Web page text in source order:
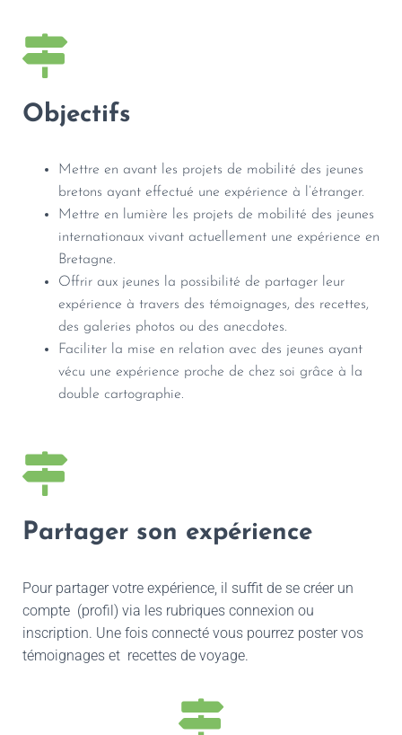
Objectifs
Mettre en avant les projets de mobilité des jeunes
bretons ayant effectué une expérience à l’étranger.
Mettre en lumière les projets de mobilité des jeunes
internationaux vivant actuellement une expérience en
Bretagne.
Offrir aux jeunes la possibilité de partager leur
expérience à travers des témoignages, des recettes,
des galeries photos ou des anecdotes.
Faciliter la mise en relation avec des jeunes ayant
vécu une expérience proche de chez soi grâce à la
double cartographie.
Partager son expérience
Pour partager votre expérience, il suffit de se créer un
compte (profil) via les rubriques connexion ou
inscription. Une fois connecté vous pourrez poster vos
témoignages et recettes de voyage.